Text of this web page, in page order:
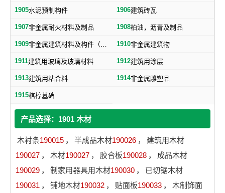
1905水泥预制构件 1906建筑砖瓦
1907非金属耐火材料及制品 1908柏油，沥青及制品
1909 非金属建筑材料及构件（不包括水泥预制构件） 1910非金属建筑物
1911建筑用玻璃及玻璃材料 1912建筑用涂层
1913建筑用粘合料 1914非金属雕塑品
1915棺椁墓碑
产品选择：1901 木材
木衬条190015 ， 半成品木材190026 ，
建筑用木材
190027 ， 木材190027 ， 胶合板190028 ，
成品木材
190029 ， 制家用器具用木材190030 ，
已切锯木材
190031 ， 铺地木材190032 ， 贴面板190033 ，
木制饰面